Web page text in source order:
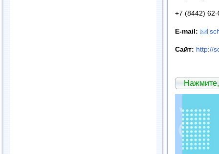
+7 (8442) 62-
E-mail:
Сайт: http://